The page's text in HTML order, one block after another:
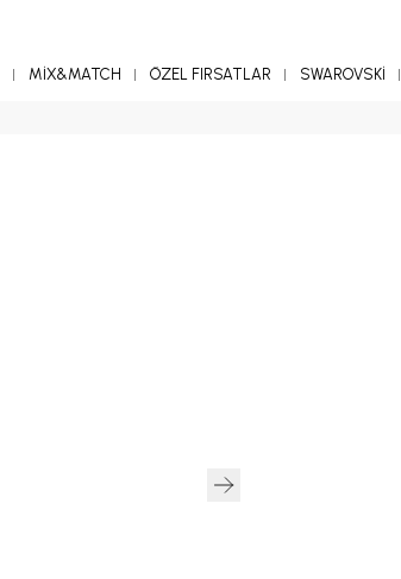
MİX&MATCH ÖZEL FIRSATLAR SWAROVSKİ